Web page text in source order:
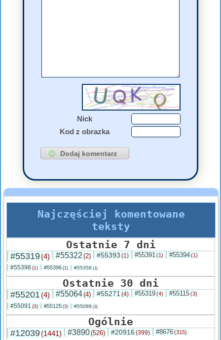
Nick
Kod z obrazka
Najczęściej komentowane
teksty
Ostatnie 7 dni
#55319(4) #55322 (2) #55393 (1) #55391(1) #55394(1)
#55398 (1) #55396 (1) #55358 (1)
Ostatnie 30 dni
#55201(4) #55064(4) #55271 (4) #55319(4) #55115(3)
#55091 (3) #55125 (3) #55088 (3)
Ogólnie
#12039(1441) #3890(526) #20916 (399) #8676(315)